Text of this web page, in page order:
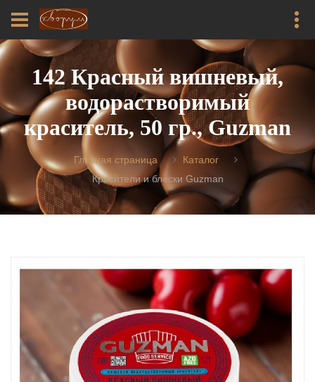
142 Красный вишневый,
водорастворимый
краситель, 50 гр., Guzman
Главная страница
Каталог
Красители и блески Guzman